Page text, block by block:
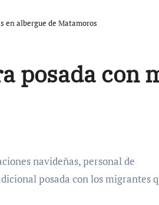
en albergue de Matamoros
posada con
navideñas, personal de
posada con los migrantes